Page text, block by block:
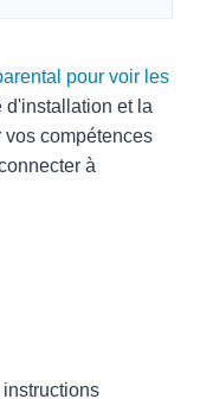
pour voir les
d'installation et la
vos compétences
à